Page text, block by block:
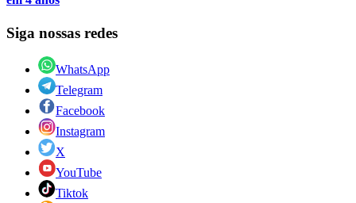
Siga nossas redes
WhatsApp
Telegram
Facebook
Instagram
X
YouTube
Tiktok